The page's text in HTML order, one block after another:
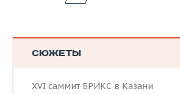
СЮЖЕТЫ
XVI саммит БРИКС в Казани